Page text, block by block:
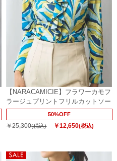
【NARACAMICIE】フラワーカモフ
ラージュプリントフリルカットソー
50%OFF
￥25,300(税込) ￥12,650(税込)